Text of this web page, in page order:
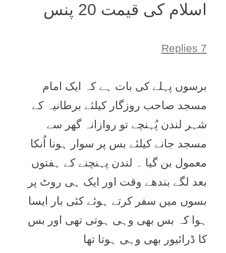
اسلام کی قیمت 20 پنس
7 Replies
برسوں پہلے کی بات ہے کہ ایک امام
مسجد صاحب روزگار کیلئے برطانیہ کے
شہر لندن پُہنچے تو روازانہ گھر سے
مسجد جانے کیلئے بس پر سوار ہونا اُنکا
معمول بن گیا ۔ لندن پہنچنے کے ہفتوں
بعد لگے بندھے وقت اور ایک ہی روٹ پر
بسوں میں سفر کرتے ہوئے کئی بار ایسا
ہوا کہ بس بھی وہی ہوتی تھی اور بس
کا ڈرائیور بھی وہی ہوتا تھا